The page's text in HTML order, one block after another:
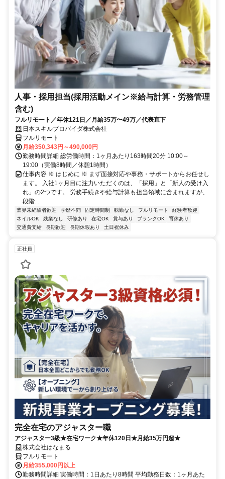
人事・採用担当(採用活動メイン※給与計算・労務管理
含む)
フルリモート／年休121日／月給35万〜49万／代表直下
日本スキルプロバイダ株式会社
フルリモート
月給350,343円～490,000円
勤務時間詳細 総労働時間：1ヶ月あたり163時間20分 10:00～
19:00（実働8時間／休憩1時間）
仕事内容 ※ はじめに ※ まず面接対応や事務・サポートからお任せし
ます。 入社1ヶ月目に注力いただくのは、「採用」と「新人の受け入
れ」の2つです。 労務手続きや給与計算も担当領域に含まれますが、
段階...
業界未経験者歓迎 学歴不問 固定時間制 転勤なし フルリモート
経験者歓迎
ネイルOK
残業なし 研修あり 在宅OK 賞与あり ブランクOK
育休あり
交通費支給
長期歓迎 長期休暇あり 土日祝休み
正社員
完全在宅のアジャスター職
アジャスター3級★在宅ワーク★年休120日★月給35万円超★
株式会社はなまる
フルリモート
月給355,000円以上
勤務時間詳細 実働時間：1日あたり8時間 平均勤務日数：1ヶ月あた